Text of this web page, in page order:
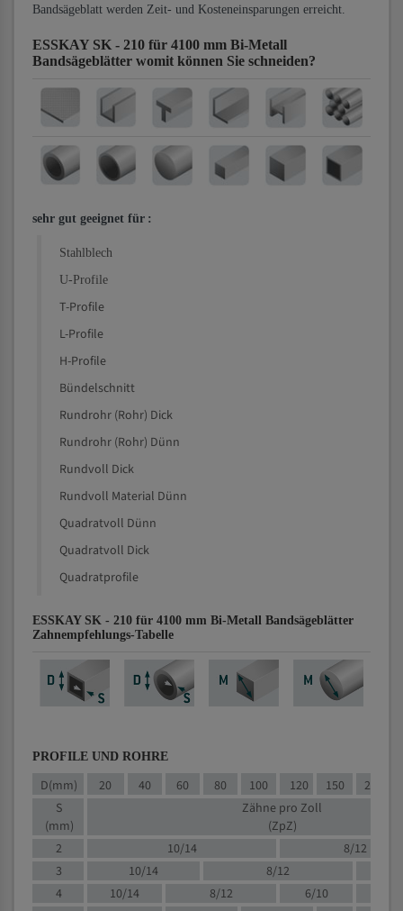
Bandsägeblatt werden Zeit- und Kosteneinsparungen erreicht.
ESSKAY SK - 210 für 4100 mm Bi-Metall
Bandsägeblätter womit können Sie schneiden?
sehr gut geeignet für :
Stahlblech
U-Profile
T-Profile
L-Profile
H-Profile
Bündelschnitt
Rundrohr (Rohr) Dick
Rundrohr (Rohr) Dünn
Rundvoll Dick
Rundvoll Material Dünn
Quadratvoll Dünn
Quadratvoll Dick
Quadratprofile
ESSKAY SK - 210 für 4100 mm Bi-Metall Bandsägeblätter
Zahnempfehlungs-Tabelle
PROFILE UND ROHRE
D(mm) 20 40 60 80 100 120 150 200
S
(mm)
Zähne pro Zoll
(ZpZ)
2
10/14
8/12
3
10/14 8/12
4
10/14 8/12 6/10